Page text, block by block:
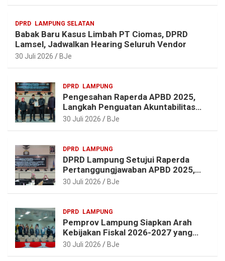
m
k
s
t
DPRD LAMPUNG SELATAN
Babak Baru Kasus Limbah PT Ciomas, DPRD
Lamsel, Jadwalkan Hearing Seluruh Vendor
30 Juli 2026 BJe
DPRD LAMPUNG
Pengesahan Raperda APBD 2025,
Langkah Penguatan Akuntabilitas
dan Pembangunan Lampung
30 Juli 2026 BJe
DPRD LAMPUNG
DPRD Lampung Setujui Raperda
Pertanggungjawaban APBD 2025,
Beri Sejumlah Rekomendasi
30 Juli 2026 BJe
DPRD LAMPUNG
Pemprov Lampung Siapkan Arah
Kebijakan Fiskal 2026-2027 yang
Realistis dan Berkelanjutan
30 Juli 2026 BJe